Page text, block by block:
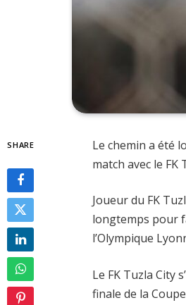
SHARE
Le chemin a été
match avec le
Joueur du FK
longtemps pour
l’Olympique
Le FK Tuzla City
finale de la